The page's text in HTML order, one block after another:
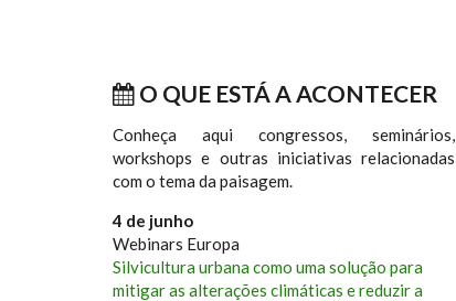
O QUE ESTÁ A ACONTECER
Conheça aqui congressos, seminários,
workshops e outras iniciativas relacionadas
com o tema da paisagem.
4 de junho
Webinars Europa
Silvicultura urbana como uma solução para
mitigar as alterações climáticas e reduzir a